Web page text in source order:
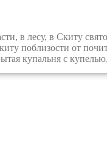
в лесу, в Скиту
поблизости от
купальня с купелью.